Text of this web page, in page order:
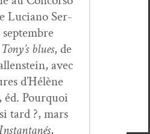
Luciano Ser­
Tony’s blues, de
avec
d’Hélène
éd. Pourquoi
tard ?, mars
,